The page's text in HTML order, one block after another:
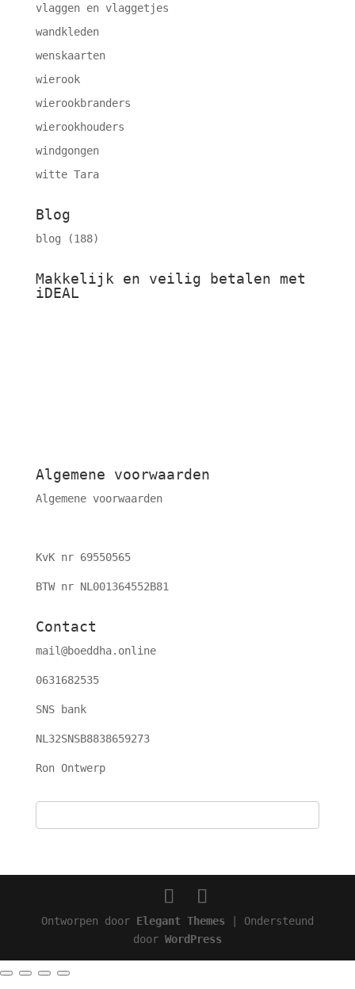
vlaggen en vlaggetjes
wandkleden
wenskaarten
wierook
wierookbranders
wierookhouders
windgongen
witte Tara
Blog
blog (188)
Makkelijk en veilig betalen met
iDEAL
Algemene voorwaarden
Algemene voorwaarden
KvK nr 69550565
BTW nr NL001364552B81
Contact
mail@boeddha.online
0631682535
SNS bank
NL32SNSB8838659273
Ron Ontwerp
Ontworpen door Elegant Themes | Ondersteund
door WordPress